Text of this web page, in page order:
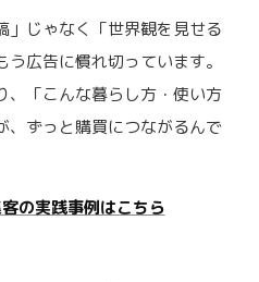
」じゃなく「世界観を見せる
広告に慣れ切っています。
、「こんな暮らし方・使い方
、ずっと購買につながるんで
の実践事例はこちら